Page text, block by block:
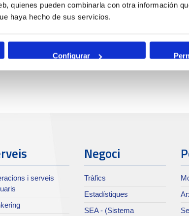
quienes pueden combinarla con otra información
haya hecho de sus servicios.
Configurar
i serveis
Negoci
Tràfics
Estadístiques
SEA - (Sistema